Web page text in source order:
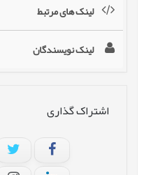
لینک های مرتبط
لینک نویسندگان
اشتراک گذاری